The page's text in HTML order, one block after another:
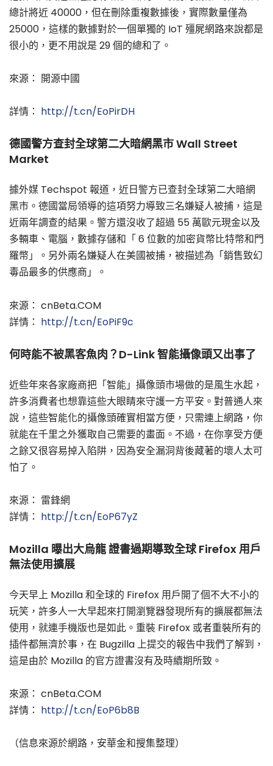
總計將近 40000，但在刪除重複數據後，實際數量僅為
25000，這樣的數據對於一個單獨的 IoT 殭屍網路來說都是
很小的，更不用說是 29 個的總和了。
來源： 開源中國
詳情： http://t.cn/EoPirDH
德國警方查封全球第二大暗網黑市 Wall Street
Market
據外媒 Techspot 報道，近日警方已查封全球第二大暗網
黑市。德國當局領導的這項努力導致三名嫌疑人被捕，這是
近兩年調查的結果。警方還沒收了超過 55 萬歐元現金以及
多輛車、電腦，數據存儲和「 6 位數的加密貨幣比特幣和門
羅幣」。另外兩名嫌疑人在美國被捕，被描述為「銷售致幻
毒品最多的供應商」。
來源： cnBeta.COM
詳情： http://t.cn/EoPiF9c
何時能不被黑客魚肉？D-Link 智能攝像頭又出事了
近些年來各家廠商把「智能」攝像頭市場做的是風生水起，
許多消費者也想靠這些大眼睛來守護一方平安。對普通人來
說，這些智能化的攝像頭確實相當方便，只需連上網路，你
就能在千里之外獲取自己需要的畫面。不過，在你享受方便
之餘又很容易掉入陷阱，因為安全漏洞背後藏著的壞人太可
怕了。
來源： 雷鋒網
詳情： http://t.cn/EoP67yZ
Mozilla 曝出大烏龍 證書過期導致全球 Firefox 用戶
無法使用擴展
今天早上 Mozilla 和全球的 Firefox 用戶開了個不大不小的
玩笑，許多人一大早起來打開瀏覽器發現所有的擴展都無法
使用，就連手機版也是如此。重裝 Firefox 或者重裝所有的
插件都無濟於事，在 Bugzilla 上提交的報告中我們了解到，
這是由於 Mozilla 的官方證書沒有及時續期所致。
來源： cnBeta.COM
詳情： http://t.cn/EoP6b8B
（信息來源於網路，安華金和搜集整理）